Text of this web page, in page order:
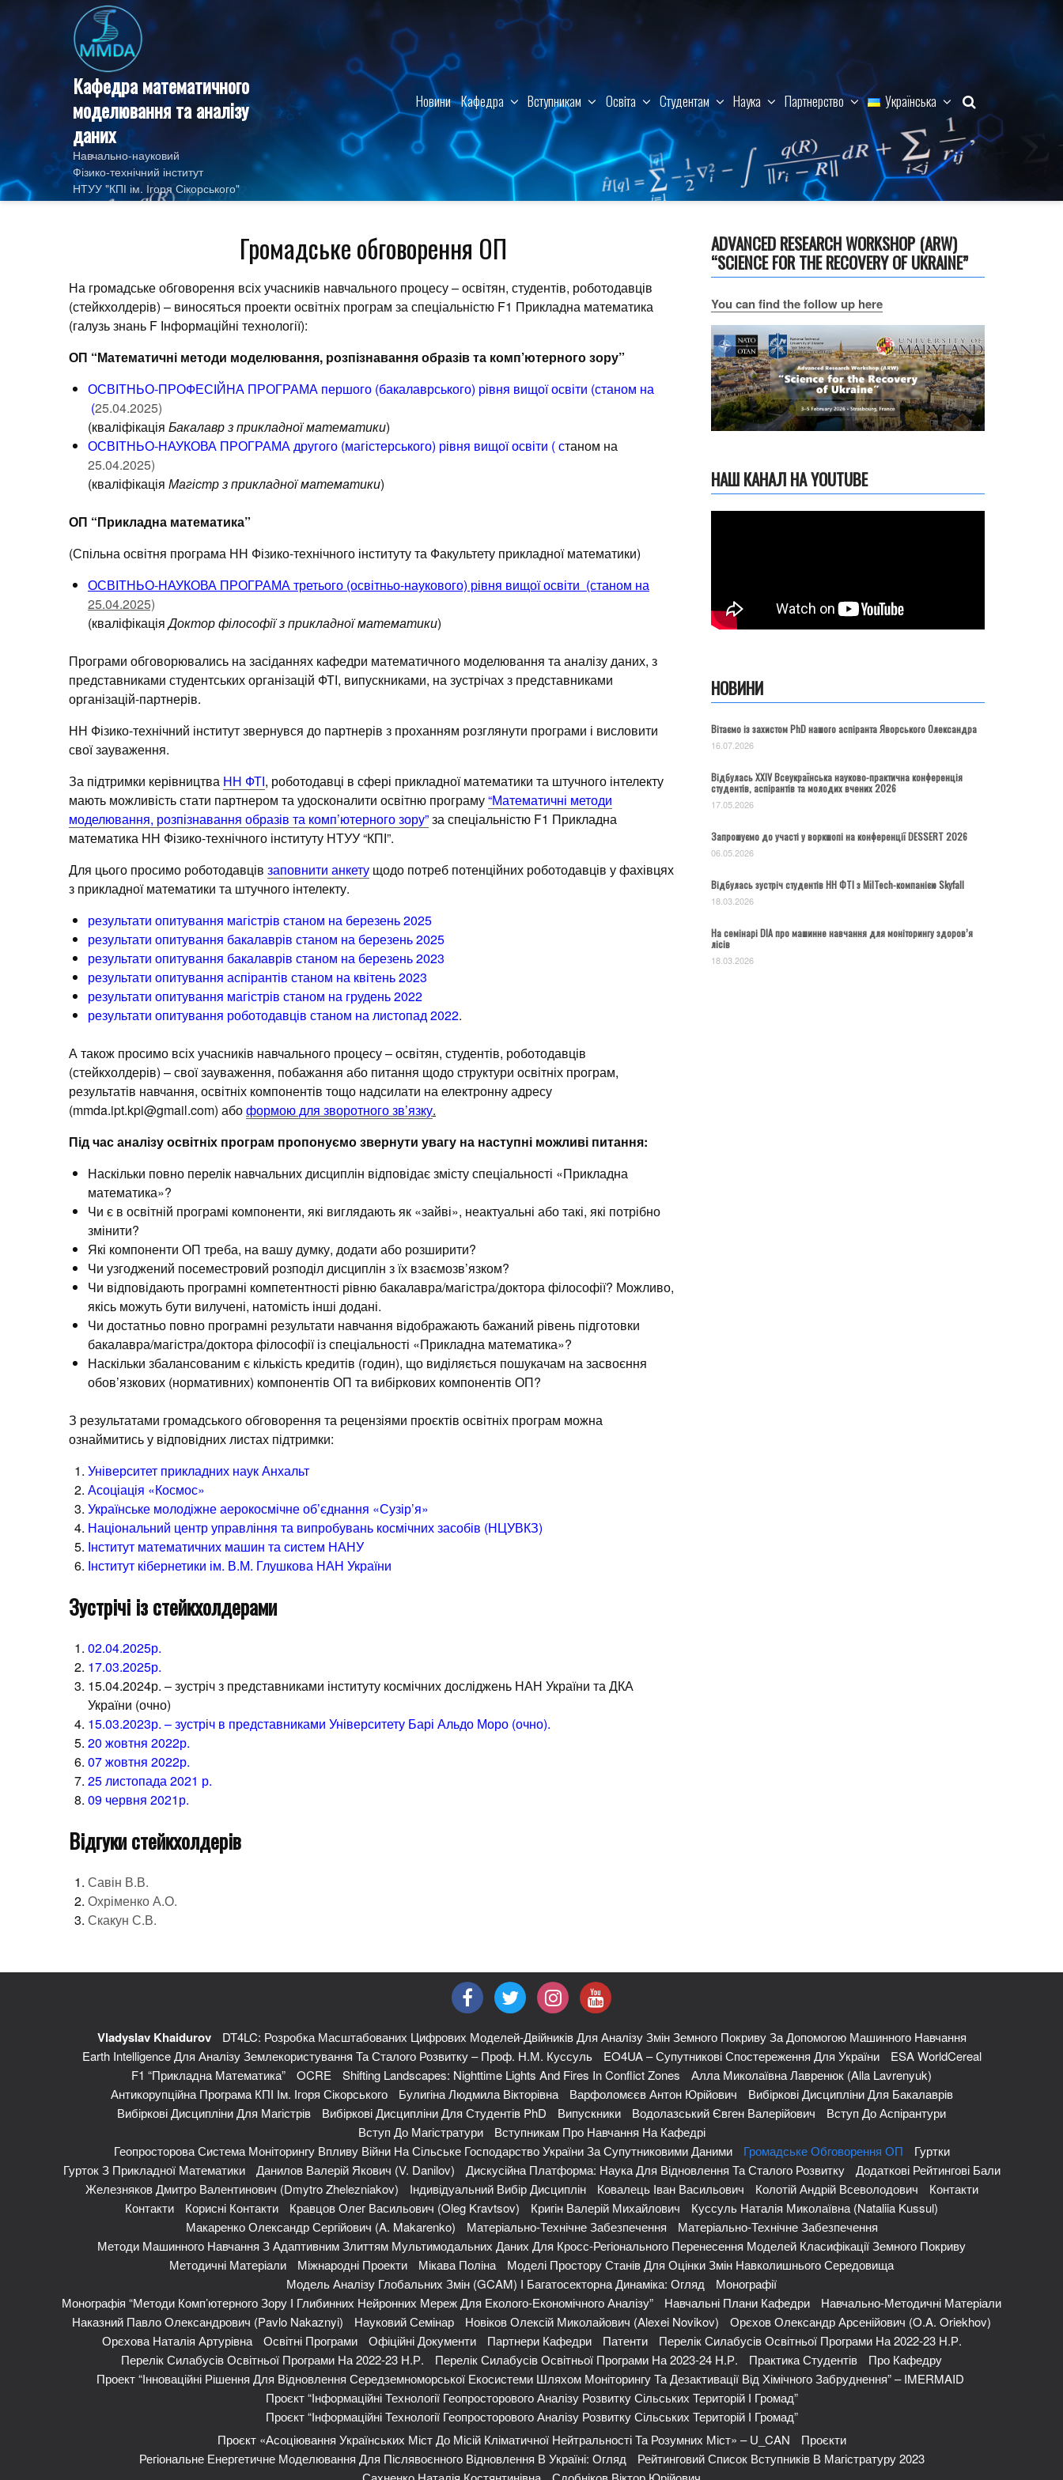
content
Кафедра математичного
моделювання та аналізу
даних
Навчально-науковий
Фізико‑технічний інститут
НТУУ "КПІ ім. Ігоря Сікорського"
Новини Кафедра Вступникам Освіта Студентам Наука Партнерство Українська
Громадське обговорення ОП
На громадське обговорення всіх учасників навчального процесу – освітян, студентів, роботодавців
(стейкхолдерів) – виносяться проекти освітніх програм за спеціальністю F1 Прикладна математика
(галузь знань F Інформаційні технології):
ОП “Математичні методи моделювання, розпізнавання образів та комп’ютерного зору”
ОСВІТНЬО-ПРОФЕСІЙНА ПРОГРАМА першого (бакалаврського) рівня вищої освіти (станом на
(25.04.2025)
(кваліфікація Бакалавр з прикладної математики)
ОСВІТНЬО-НАУКОВА ПРОГРАМА другого (магістерського) рівня вищої освіти ( станом на
25.04.2025)
(кваліфікація Магістр з прикладної математики)
ОП “Прикладна математика”
(Спільна освітня програма НН Фізико-технічного інституту та Факультету прикладної математики)
ОСВІТНЬО-НАУКОВА ПРОГРАМА третього (освітньо-наукового) рівня вищої освіти (станом на
25.04.2025)
(кваліфікаціяДоктор філософії з прикладної математики)
Програми обговорювались на засіданнях кафедри математичного моделювання та аналізу даних, з
представниками студентських організацій ФТІ, випускниками, на зустрічах з представниками
організацій-партнерів.
НН Фізико-технічний інститут звернувся до партнерів з проханням розглянути програми і висловити
свої зауваження.
За підтримки керівництва НН ФТІ, роботодавці в сфері прикладної математики та штучного інтелекту
мають можливість стати партнером та удосконалити освітню програму“Математичні методи
моделювання, розпізнавання образів та комп’ютерного зору”за спеціальністю F1 Прикладна
математика НН Фізико-технічного інституту НТУУ “КПІ”.
Для цього просимо роботодавців заповнити анкету щодо потреб потенційних роботодавців у фахівцях
з прикладної математики та штучного інтелекту.
результати опитування магістрів станом на березень 2025
результати опитування бакалаврів станом на березень 2025
результати опитування бакалаврів станом на березень 2023
результати опитування аспірантів станом на квітень 2023
результати опитування магістрів станом на грудень 2022
результати опитування роботодавців станом на листопад 2022.
А також просимо всіх учасників навчального процесу – освітян, студентів, роботодавців
(стейкхолдерів) – свої зауваження, побажання або питання щодо структури освітніх програм,
результатів навчання, освітніх компонентів тощо надсилати на електронну адресу
(mmda.ipt.kpi@gmail.com) абоформою для зворотного зв’язку.
Під час аналізу освітніх програм пропонуємо звернути увагу на наступні можливі питання:
Наскільки повно перелік навчальних дисциплін відповідає змісту спеціальності «Прикладна
математика»?
Чи є в освітній програмі компоненти, які виглядають як «зайві», неактуальні або такі, які потрібно
змінити?
Які компоненти ОП треба, на вашу думку, додати або розширити?
Чи узгоджений посеместровий розподіл дисциплін з їх взаємозв’язком?
Чи відповідають програмні компетентності рівню бакалавра/магістра/доктора філософії? Можливо,
якісь можуть бути вилучені, натомість інші додані.
Чи достатньо повно програмні результати навчання відображають бажаний рівень підготовки
бакалавра/магістра/доктора філософії із спеціальності «Прикладна математика»?
Наскільки збалансованим є кількість кредитів (годин), що виділяється пошукачам на засвоєння
обов’язкових (нормативних) компонентів ОП та вибіркових компонентів ОП?
З результатами громадського обговорення та рецензіями проєктів освітніх програм можна
ознаймитись у відповідних листах підтримки:
Університет прикладних наук Анхальт
Асоціація «Космос»
Українське молодіжне аерокосмічне об’єднання «Сузір’я»
Національний центр управління та випробувань космічних засобів (НЦУВКЗ)
Інститут математичних машин та систем НАНУ
Інститут кібернетики ім. В.М. Глушкова НАН України
Зустрічі із стейкхолдерами
02.04.2025р.
17.03.2025р.
15.04.2024р. – зустріч з представниками інституту космічних досліджень НАН України та ДКА
України (очно)
15.03.2023р. – зустріч в представниками Університету Барі Альдо Моро (очно).
20 жовтня 2022р.
07 жовтня 2022р.
25 листопада 2021 р.
09 червня 2021р.
Відгуки стейкхолдерів
Савін В.В.
Охріменко А.О.
Скакун С.В.
ADVANCED RESEARCH WORKSHOP (ARW)
“SCIENCE FOR THE RECOVERY OF UKRAINE”
You can find the follow up here
НАШ КАНАЛ НА YOUTUBE
НОВИНИ
Вітаємо із захистом PhD нашого аспіранта Яворського Олександра
16.07.2026
Відбулась ХХІV Всеукраїнська науково-практична конференція
студентів, аспірантів та молодих вчених 2026
17.05.2026
Запрошуємо до участі у воркшопі на конференції DESSERT 2026
06.05.2026
Відбулась зустріч студентів НН ФТІ з MilTech-компанією Skyfall
18.03.2026
На семінарі DIA про машинне навчання для моніторингу здоров’я
лісів
18.03.2026
Vladyslav Khaidurov
DT4LC: Розробка Масштабованих Цифрових Моделей-Двійників Для Аналізу Змін Земного Покриву За Допомогою Машинного Навчання
Earth Intelligence Для Аналізу Землекористування Та Сталого Розвитку – Проф. Н.М. Куссуль
EO4UA – Супутникові Спостереження Для України
ESA WorldCereal
F1 “Прикладна Математика”
OCRE Shifting Landscapes: Nighttime Lights And Fires In Conflict Zones
Алла Миколаївна Лавренюк (Alla Lavrenyuk)
Антикорупційна Програма КПІ Ім. Ігоря Сікорського
Булигіна Людмила Вікторівна Варфоломєєв Антон Юрійович
Вибіркові Дисципліни Для Бакалаврів
Вибіркові Дисципліни Для Магістрів
Вибіркові Дисципліни Для Студентів PhD Випускники Водолазський Євген Валерійович
Вступ До Аспірантури
Вступ До Магістратури
Вступникам Про Навчання На Кафедрі
Геопросторова Система Моніторингу Впливу Війни На Сільське Господарство України За Супутниковими Даними
Громадське Обговорення ОП
Гуртки
Гурток З Прикладної Математики
Данилов Валерій Якович (V. Danilov) Дискусійна Платформа: Наука Для Відновлення Та Сталого Розвитку
Додаткові Рейтингові Бали
Железняков Дмитро Валентинович (Dmytro Zhelezniakov)
Індивідуальний Вибір Дисциплін Ковалець Іван Васильович Колотій Андрій Всеволодович
Контакти
Контакти
Корисні Контакти Кравцов Олег Васильович (Oleg Kravtsov) Кригін Валерій Михайлович
Куссуль Наталія Миколаївна (Nataliia Kussul)
Макаренко Олександр Сергійович (A. Makarenko)
Матеріально-Технічне Забезпечення
Матеріально-Технічне Забезпечення
Методи Машинного Навчання З Адаптивним Злиттям Мультимодальних Даних Для Кросс-Регіонального Перенесення Моделей Класифікації Земного Покриву
Методичні Матеріали
Міжнародні Проекти Мікава Поліна
Моделі Простору Станів Для Оцінки Змін Навколишнього Середовища
Модель Аналізу Глобальних Змін (GCAM) І Багатосекторна Динаміка: Огляд
Монографії
Монографія “Методи Комп’ютерного Зору І Глибинних Нейронних Мереж Для Еколого-Економічного Аналізу”
Навчальні Плани Кафедри
Навчально-Методичні Матеріали
Наказний Павло Олександрович (Pavlo Nakaznyi)
Науковий Семінар Новіков Олексій Миколайович (Alexei Novikov)
Орєхов Олександр Арсенійович (O.A. Oriekhov)
Орєхова Наталія Артурівна
Освітні Програми Офіційні Документи Партнери Кафедри Патенти
Перелік Силабусів Освітньої Програми На 2022-23 Н.р.
Перелік Силабусів Освітньої Програми На 2022-23 Н.р.
Перелік Силабусів Освітньої Програми На 2023-24 Н.р. Практика Студентів
Про Кафедру
Проект “Інноваційні Рішення Для Відновлення Середземноморської Екосистеми Шляхом Моніторингу Та Дезактивації Від Хімічного Забруднення” – IMERMAID
Проєкт “Інформаційні Технології Геопросторового Аналізу Розвитку Сільських Територій І Громад”
Проєкт “Інформаційні Технології Геопросторового Аналізу Розвитку Сільських Територій І Громад”
Проєкт «Асоціювання Українських Міст До Місій Кліматичної Нейтральності Та Розумних Міст» – U_CAN
Проєкти
Регіональне Енергетичне Моделювання Для Післявоєнного Відновлення В Україні: Огляд
Рейтинговий Список Вступників В Магістратуру 2023